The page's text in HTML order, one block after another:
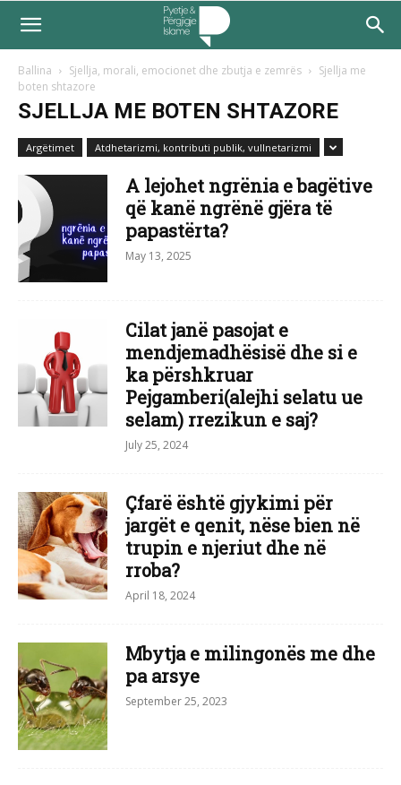
Ballina Sjellja, morali, emocionet dhe zbutja e zemrës
Sjellja me
boten shtazore
SJELLJA ME BOTEN SHTAZORE
Argëtimet Atdhetarizmi, kontributi publik, vullnetarizmi
A lejohet ngrënia e bagëtive
që kanë ngrënë gjëra të
papastërta?
May 13, 2025
Cilat janë pasojat e
mendjemadhësisë dhe si e
ka përshkruar
Pejgamberi(alejhi selatu ue
selam) rrezikun e saj?
July 25, 2024
Çfarë është gjykimi për
jargët e qenit, nëse bien në
trupin e njeriut dhe në
rroba?
April 18, 2024
Mbytja e milingonës me dhe
pa arsye
September 25, 2023